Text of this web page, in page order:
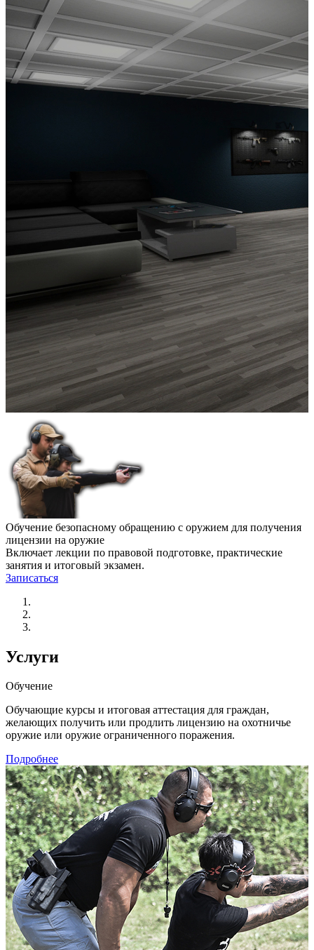
Обучение безопасному обращению с оружием для получения
лицензии на оружие
Включает лекции по правовой подготовке, практические
занятия и итоговый экзамен.
Записаться
Услуги
Обучение
Обучающие курсы и итоговая аттестация для граждан,
желающих получить или продлить лицензию на охотничье
оружие или оружие ограниченного поражения.
Подробнее